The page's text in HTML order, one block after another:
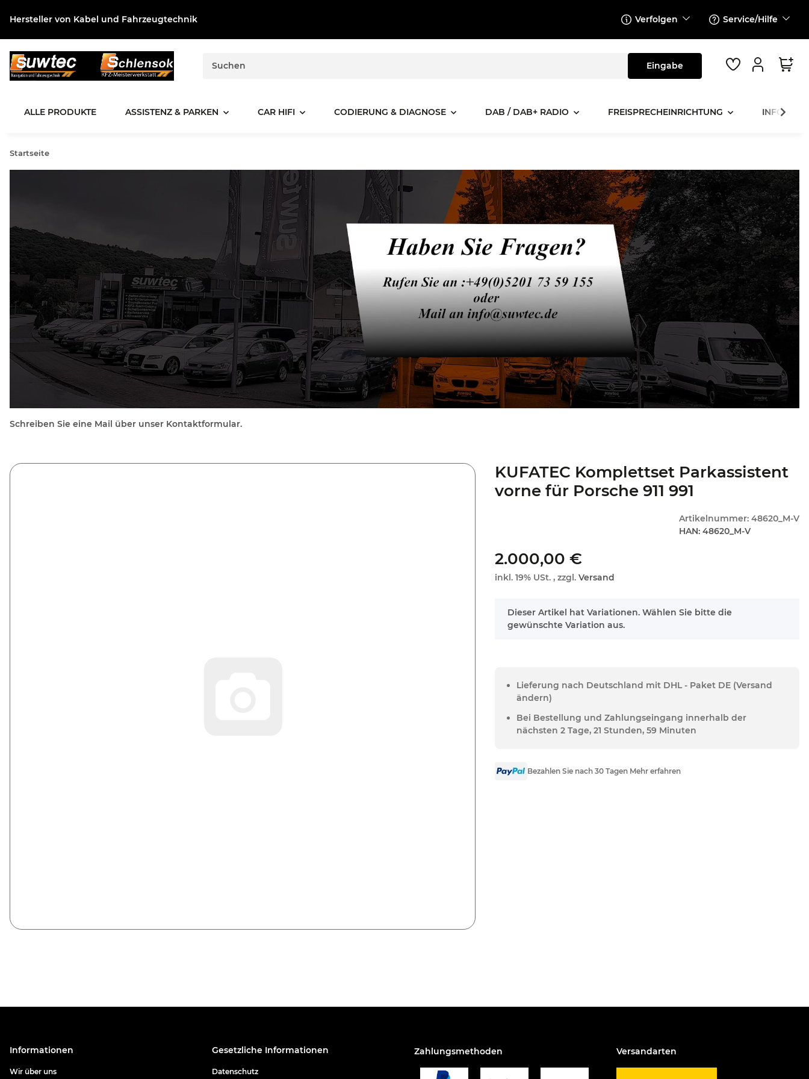
Hersteller von Kabel und Fahrzeugtechnik Verfolgen Service/Hilfe
ALLE PRODUKTE ASSISTENZ & PARKEN CAR HIFI CODIERUNG & DIAGNOSE DAB / DAB+ RADIO FREISPRECHEINRICHTUNG
Startseite
Schreiben Sie eine Mail über unser Kontaktformular.
KUFATEC Komplettset Parkassistent
vorne für Porsche 911 991
Artikelnummer: 48620_M-V
HAN: 48620_M-V
2.000,00 €
inkl. 19% USt. , zzgl.Versand
x
Dieser Artikel hat Variationen. Wählen Sie bitte die
gewünschte Variation aus.
Lieferung nach Deutschland mit DHL - Paket DE (Versand
ändern)
Bei Bestellung und Zahlungseingang innerhalb der
nächsten 2 Tage, 21 Stunden, 59 Minuten
Bezahlen Sie nach 30 Tagen Mehr erfahren
Informationen
Wir über uns
Gesetzliche Informationen
Datenschutz
Zahlungsmethoden Versandarten